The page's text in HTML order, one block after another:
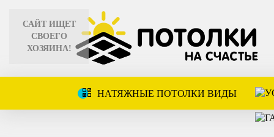
НАТЯЖНЫЕ ПОТОЛКИ ВИДЫ
САЙТ ИЩЕТ
СВОЕГО
ХОЗЯИНА!